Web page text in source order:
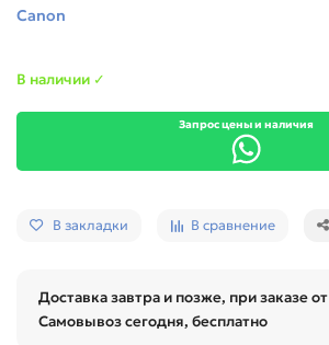
Canon
В наличии ✓
Запрос цены и наличия
В закладки В сравнение
Доставка завтра и позже, при заказе от
Самовывоз сегодня, бесплатно